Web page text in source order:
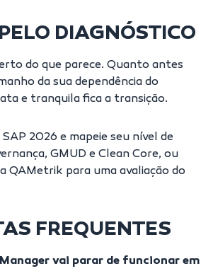
DIAGNÓSTICO
do que parece. Quanto antes
da sua dependência do
e tranquila fica a transição.
2026 e mapeie seu nível de
GMUD e Clean Core, ou
QAMetrik para uma avaliação do
FREQUENTES
vai parar de funcionar em